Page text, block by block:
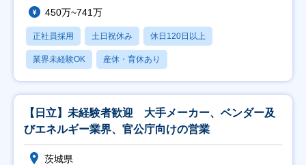
450万~741万
正社員採用 土日祝休み 休日120日以上
業界未経験OK 産休・育休あり
【日立】未経験者歓迎 大手メーカー、ベンダー及
びエネルギー業界、官公庁向けの営業
茨城県